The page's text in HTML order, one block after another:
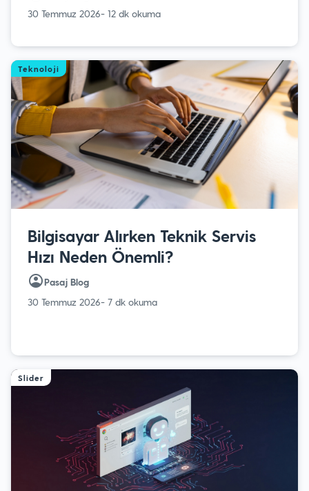
30 Temmuz 2026- 12 dk okuma
Teknoloji
Bilgisayar Alırken Teknik Servis
Hızı Neden Önemli?
Pasaj Blog
30 Temmuz 2026- 7 dk okuma
Slider